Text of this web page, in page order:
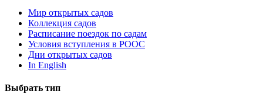
Мир открытых садов
Коллекция садов
Расписание поездок по садам
Условия вступления в РООС
Дни открытых садов
In English
Выбрать тип